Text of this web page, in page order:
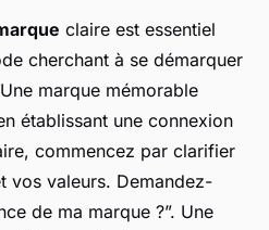
claire est essentiel
cherchant à se démarquer
marque mémorable
établissant une connexion
commencez par clarifier
vos valeurs. Demandez-
de ma marque ?”. Une